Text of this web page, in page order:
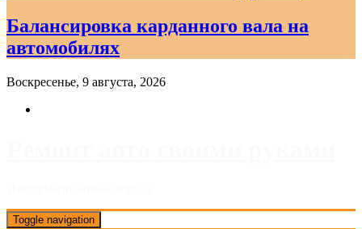
Балансировка карданного вала на
автомобилях
Воскресенье, 9 августа, 2026
Toggle navigation